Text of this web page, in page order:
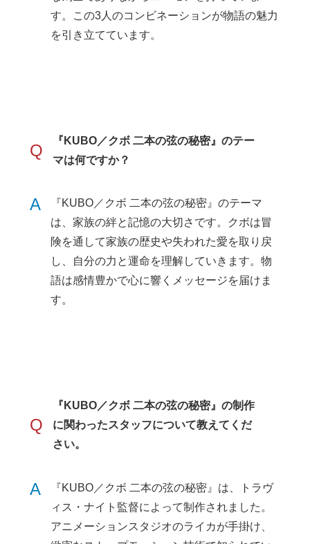
す。この3人のコンビネーションが物語の魅力
を引き立てています。
Q
『KUBO／クボ 二本の弦の秘密』のテー
マは何ですか？
A
『KUBO／クボ 二本の弦の秘密』のテーマ
は、家族の絆と記憶の大切さです。クボは冒
険を通して家族の歴史や失われた愛を取り戻
し、自分の力と運命を理解していきます。物
語は感情豊かで心に響くメッセージを届けま
す。
Q
『KUBO／クボ 二本の弦の秘密』の制作
に関わったスタッフについて教えてくだ
さい。
A
『KUBO／クボ 二本の弦の秘密』は、トラヴ
ィス・ナイト監督によって制作されました。
アニメーションスタジオのライカが手掛け、